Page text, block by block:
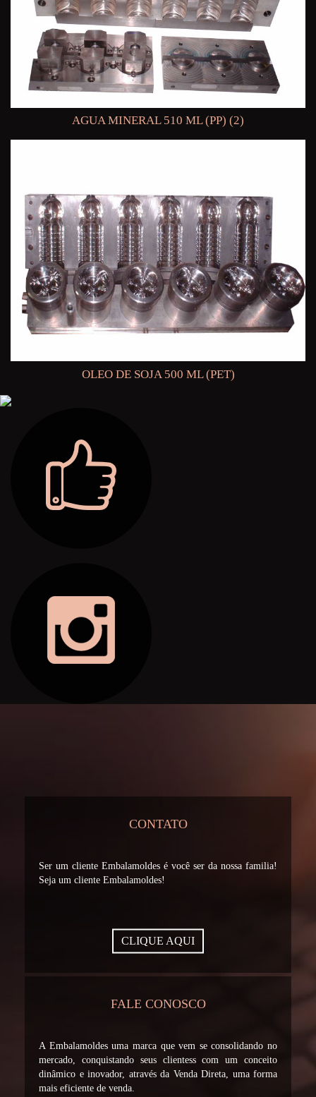
AGUA MINERAL 510 ML (PP) (2)
OLEO DE SOJA 500 ML (PET)
CONTATO
Ser um cliente Embalamoldes é você ser da nossa familia!
Seja um cliente Embalamoldes!
CLIQUE AQUI
FALE CONOSCO
A Embalamoldes uma marca que vem se consolidando no
mercado, conquistando seus clientess com um conceito
dinâmico e inovador, através da Venda Direta, uma forma
mais eficiente de venda.